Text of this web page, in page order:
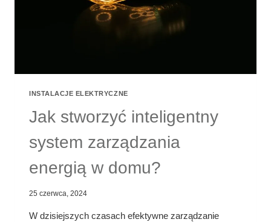
INSTALACJE ELEKTRYCZNE
Jak stworzyć inteligentny
system zarządzania
energią w domu?
25 czerwca, 2024
W dzisiejszych czasach efektywne zarządzanie